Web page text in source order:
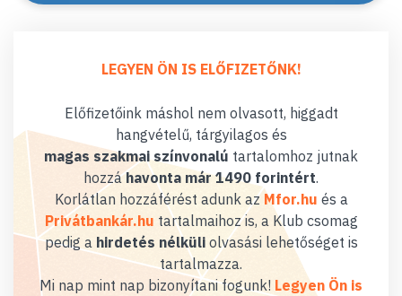
LEGYEN ÖN IS ELŐFIZETŐNK!
Előfizetőink máshol nem olvasott, higgadt
hangvételű, tárgyilagos és
magas szakmai színvonalú tartalomhoz jutnak
hozzáhavonta már 1490 forintért.
Korlátlan hozzáférést adunk az Mfor.hu és a
Privátbankár.hu tartalmaihoz is, a Klub csomag
pedig a hirdetés nélküliolvasási lehetőséget is
tartalmazza.
Mi nap mint nap bizonyítani fogunk! Legyen Ön is